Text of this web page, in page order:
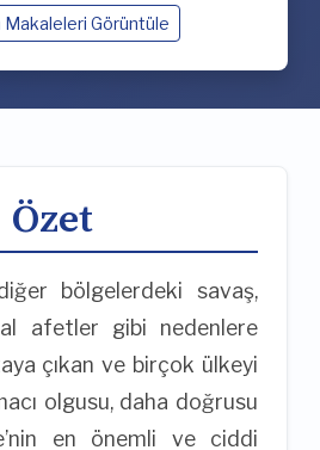
Makaleleri Görüntüle
Özet
bölgelerdeki savaş,
afetler gibi nedenlere
çıkan ve birçok ülkeyi
olgusu, daha doğrusu
en önemli ve ciddi